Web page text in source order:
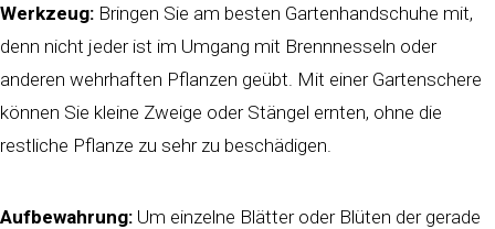
Werkzeug: Bringen Sie am besten Gartenhandschuhe mit,
denn nicht jeder ist im Umgang mit Brennnesseln oder
anderen wehrhaften Pflanzen geübt. Mit einer Gartenschere
können Sie kleine Zweige oder Stängel ernten, ohne die
restliche Pflanze zu sehr zu beschädigen.
Aufbewahrung: Um einzelne Blätter oder Blüten der gerade